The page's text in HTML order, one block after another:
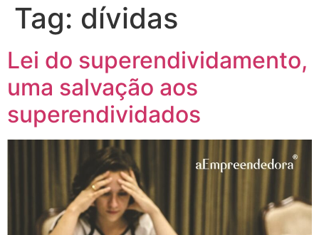
Tag: dívidas
Lei do superendividamento,
uma salvação aos
superendividados